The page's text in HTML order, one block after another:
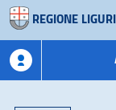
REGIONE